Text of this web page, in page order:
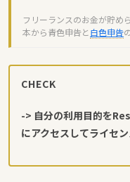
フリーランスのお金が貯め
本から青色申告と 白色申告
CHECK
-> 自分の利用目的を
にアクセスしてライセ